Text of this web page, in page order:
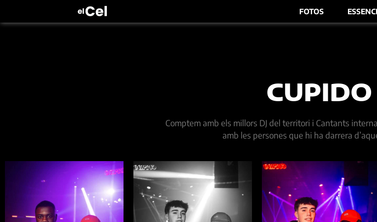
FOTOS
Comptem amb els millors DJ del territori i Cantants
amb les persones que hi ha darrera